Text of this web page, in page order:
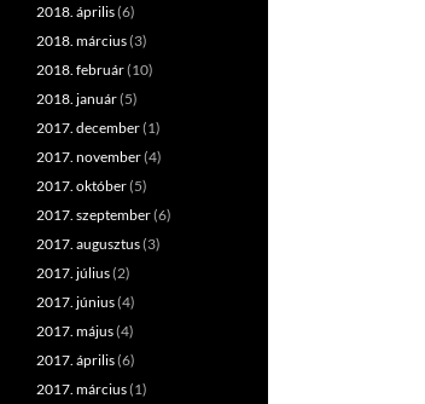
2018. április(6)
2018. március(3)
2018. február(10)
2018. január(5)
2017. december(1)
2017. november(4)
2017. október(5)
2017. szeptember(6)
2017. augusztus(3)
2017. július(2)
2017. június(4)
2017. május(4)
2017. április(6)
2017. március(1)